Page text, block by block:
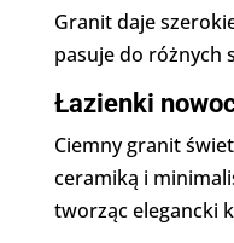
Granit daje
pasuje do różnych
Łazienki
Ciemny granit
ceramiką i
tworząc elegancki